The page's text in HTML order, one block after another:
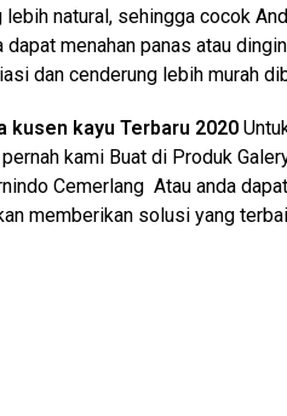
natural, sehingga cocok
menahan panas atau
dan cenderung lebih murah
kusen kayu Terbaru 2020
kami Buat di Produk
Cemerlang Atau anda
memberikan solusi yang